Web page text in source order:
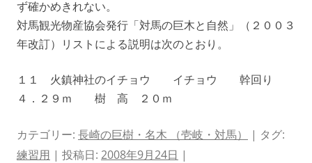
ず確かめきれない。
対馬観光物産協会発行「対馬の巨木と自然」（２００３
年改訂）リストによる説明は次のとおり。
１１ 火鎮神社のイチョウ イチョウ 幹回り
４．２９ｍ 樹 高 ２０ｍ
カテゴリー: 長崎の巨樹・名木 （壱岐・対馬）
| タグ:
練習用 | 投稿日: 2008年9月24日 |